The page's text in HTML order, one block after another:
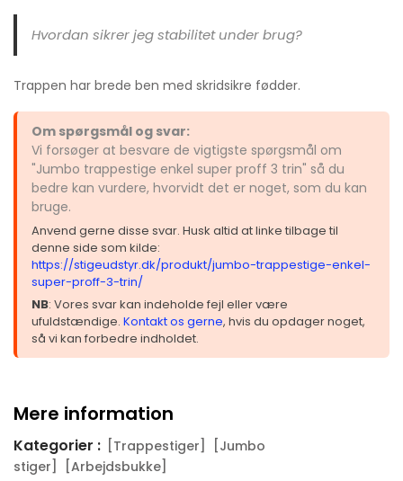
Hvordan sikrer jeg stabilitet under brug?
Trappen har brede ben med skridsikre fødder.
Om spørgsmål og svar:
Vi forsøger at besvare de vigtigste spørgsmål om
"Jumbo trappestige enkel super proff 3 trin" så du
bedre kan vurdere, hvorvidt det er noget, som du kan
bruge.
Anvend gerne disse svar. Husk altid at linke tilbage til
denne side som kilde:
https://stigeudstyr.dk/produkt/jumbo-trappestige-enkel-
super-proff-3-trin/
NB: Vores svar kan indeholde fejl eller være
ufuldstændige. Kontakt os gerne, hvis du opdager noget,
så vi kan forbedre indholdet.
Mere information
Kategorier : [Trappestiger]
[Jumbo
stiger]
[Arbejdsbukke]